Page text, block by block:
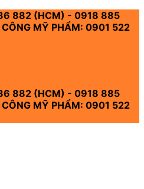
882 (HCM) - 0918 885
MỸ PHẨM: 0901 522
882 (HCM) - 0918 885
MỸ PHẨM: 0901 522